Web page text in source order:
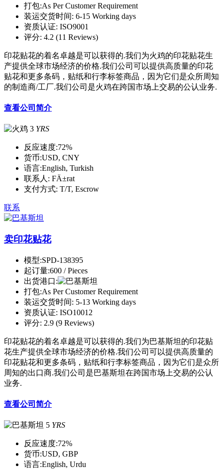
打包:As Per Customer Requirement
装运交货时间: 6-15 Working days
资质认证: ISO9001
评分: 4.2 (11 Reviews)
印花贴花的着名卓越是可以获得的.我们为火鸡的印花贴花生
产提供全球市场经济的价格.我们公司可以提供高质量的印花
贴花和更多条码，贴纸和行李标签商品，因为它们是众所周知
的制造商/工厂.我们公司是火鸡在跨国市场上交易的公认业务.
查看公司简介
3 YRS
反应速度:72%
货币:USD, CNY
语言:English, Turkish
联系人: FÄ±rat
支付方式: T/T, Escrow
联系
卖印花贴花
模型:SPD-138395
起订量:600 / Pieces
出货港口:
打包:As Per Customer Requirement
装运交货时间: 5-13 Working days
资质认证: ISO10012
评分: 2.9 (9 Reviews)
印花贴花的着名卓越是可以获得的.我们为巴基斯坦的印花贴
花生产提供全球市场经济的价格.我们公司可以提供高质量的
印花贴花和更多条码，贴纸和行李标签商品，因为它们是众所
周知的出口商.我们公司是巴基斯坦在跨国市场上交易的公认
业务.
查看公司简介
5 YRS
反应速度:72%
货币:USD, GBP
语言:English, Urdu